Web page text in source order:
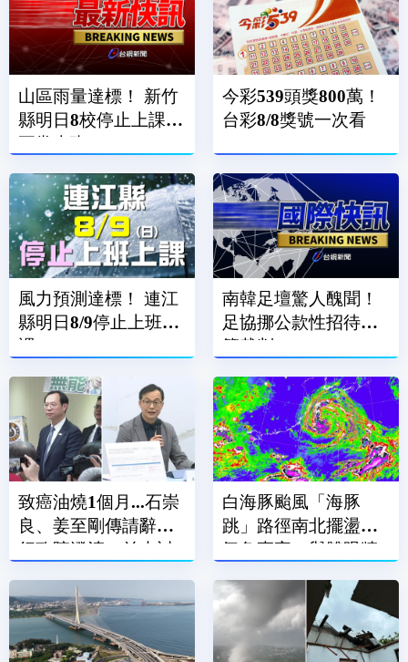
山區雨量達標！ 新竹
縣明日8校停止上課、
正常上班
今彩539頭獎800萬！
台彩8/8獎號一次看
風力預測達標！ 連江
縣明日8/9停止上班上
課
南韓足壇驚人醜聞！
足協挪公款性招待外
籍裁判
致癌油燒1個月...石崇
良、姜至剛傳請辭？
行政院澄清：並未討
白海豚颱風「海豚
跳」路徑南北擺盪
氣象專家：與雙眼牆